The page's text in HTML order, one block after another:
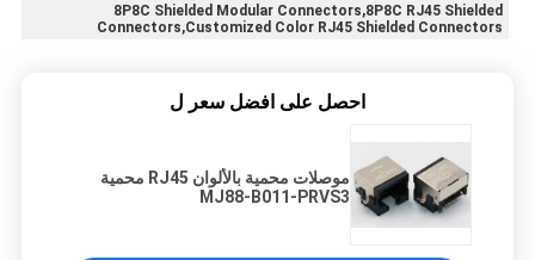
8P8C Shielded Modular Connectors,8P8C RJ45 Shielded
Connectors,Customized Color RJ45 Shielded Connectors
احصل على افضل سعر ل
موصلات محمية بالألوان RJ45 محمية
MJ88-B011-PRVS3